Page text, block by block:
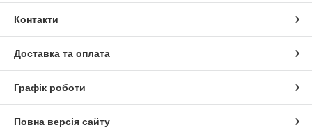
Контакти
Доставка та оплата
Графік роботи
Повна версія сайту